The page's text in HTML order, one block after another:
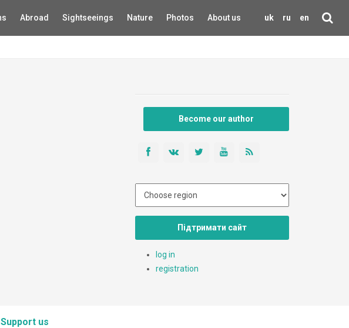
uk ru en
Abroad Sightseeings Nature Photos About us
Become our author
Підтримати сайт
log in
registration
Support us